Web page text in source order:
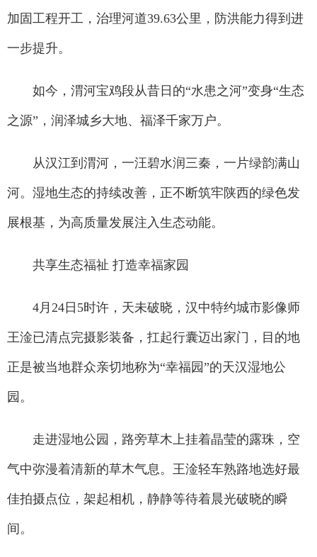
加固工程开工，治理河道39.63公里，防洪能力得到进
一步提升。
如今，渭河宝鸡段从昔日的“水患之河”变身“生态
之源”，润泽城乡大地、福泽千家万户。
从汉江到渭河，一汪碧水润三秦，一片绿韵满山
河。湿地生态的持续改善，正不断筑牢陕西的绿色发
展根基，为高质量发展注入生态动能。
共享生态福祉 打造幸福家园
4月24日5时许，天未破晓，汉中特约城市影像师
王淦已清点完摄影装备，扛起行囊迈出家门，目的地
正是被当地群众亲切地称为“幸福园”的天汉湿地公
园。
走进湿地公园，路旁草木上挂着晶莹的露珠，空
气中弥漫着清新的草木气息。王淦轻车熟路地选好最
佳拍摄点位，架起相机，静静等待着晨光破晓的瞬
间。